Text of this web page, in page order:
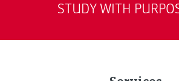
STUDY WITH